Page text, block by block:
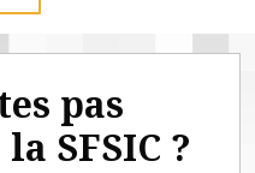
pas
SFSIC ?